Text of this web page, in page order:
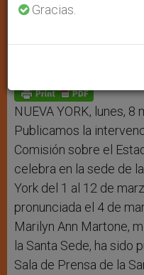
MARZO 08, 2004 00:00
a
p
p
s
g
e
r
c
o
k
i
r
NUEVA YORK, lunes, 8
Publicamos la
Comisión sobre el
celebra en la sede de
York del 1 al 12 de
pronunciada el 4 de
Marilyn Ann Martone,
la Santa Sede, ha sido
Sala de Prensa de la
Gracias.